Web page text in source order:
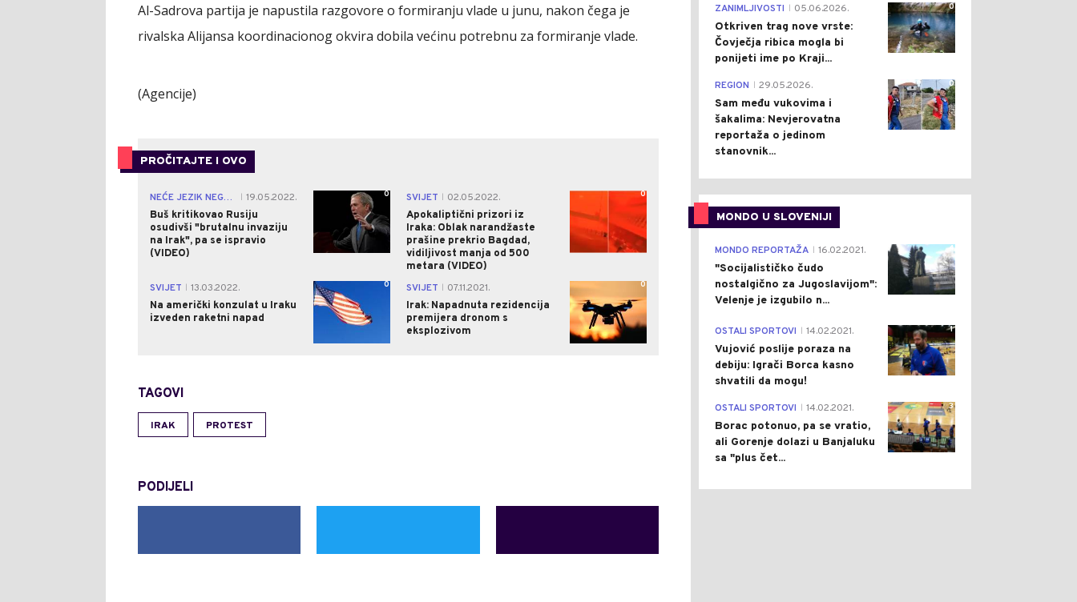
Al-Sadrova partija je napustila razgovore o formiranju vlade u junu, nakon čega je
rivalska Alijansa koordinacionog okvira dobila većinu potrebnu za formiranje vlade.
(Agencije)
PROČITAJTE I OVO
NEĆE JEZIK NEGO PRAVO
19.05.2022.
Buš kritikovao Rusiju
osudivši "brutalnu invaziju
na Irak", pa se ispravio
(VIDEO)
0 SVIJET
02.05.2022.
Apokaliptični prizori iz
Iraka: Oblak narandžaste
prašine prekrio Bagdad,
vidiljivost manja od 500
metara (VIDEO)
0
SVIJET
13.03.2022.
Na američki konzulat u Iraku
izveden raketni napad
0 SVIJET
07.11.2021.
Irak: Napadnuta rezidencija
premijera dronom s
eksplozivom
0
TAGOVI
IRAK PROTEST
PODIJELI
0
ZANIMLJIVOSTI 05.06.2026.
Otkriven trag nove vrste:
Čovječja ribica mogla bi
ponijeti ime po Kraji...
0
REGION 29.05.2026.
Sam među vukovima i
šakalima: Nevjerovatna
reportaža o jedinom
stanovnik...
MONDO U SLOVENIJI
4
MONDO REPORTAŽA 16.02.2021.
"Socijalističko čudo
nostalgično za Jugoslavijom":
Velenje je izgubilo n...
1
OSTALI SPORTOVI 14.02.2021.
Vujović poslije poraza na
debiju: Igrači Borca kasno
shvatili da mogu!
3
OSTALI SPORTOVI 14.02.2021.
Borac potonuo, pa se vratio,
ali Gorenje dolazi u Banjaluku
sa "plus čet...